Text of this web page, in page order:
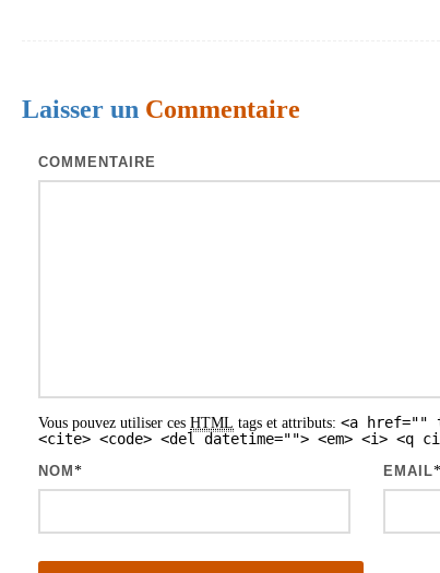
g
Laisser un Commentaire
COMMENTAIRE
Vous pouvez utiliser ces HTML tags et attributs: <a href=""
<cite> <code> <del datetime=""> <em> <i> <q
NOM * EMAIL*